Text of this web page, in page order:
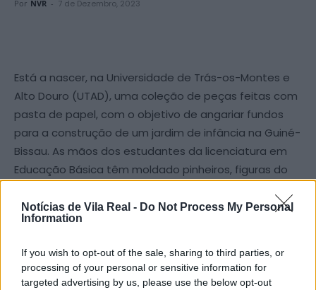
Notícias de Vila Real - Do Not Process My Personal
Information
If you wish to opt-out of the sale, sharing to third parties, or
processing of your personal or sensitive information for
targeted advertising by us, please use the below opt-out
Por NVR - 7 de Dezembro, 2023
Está a nascer, na Universidade de Trás-os-Montes e
Alto Douro (UTAD), uma coleção de peças feitas com
pasta de papel, com o objetivo de angariar fundos
para a construção de um jardim de infância na Guiné-
Bissau. As mãos dos estudantes da licenciatura em
Educação Básica têm moldado pinheiros, figuras do
estrelas, sinos, corações e bolas) e anjos de vários
tamanhos. A 12 e 13 de dezembro, das 10h às 17h,
Ciências Humanas e Sociais (ECHS).